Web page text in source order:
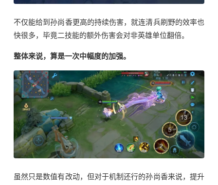
不仅能给到孙尚香更高的持续伤害，就连清兵刷野的效率也
快很多，毕竟二技能的额外伤害会对非英雄单位翻倍。
整体来说，算是一次中幅度的加强。
虽然只是数值有改动，但对于机制还行的孙尚香来说，提升